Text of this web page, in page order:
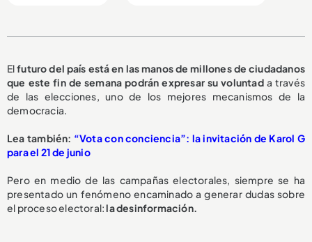
Elfuturo del país está en las manos de millones de ciudadanos
que este fin de semana podrán expresar su voluntada través
de las elecciones, uno de los mejores mecanismos de la
democracia.
Lea también: “Vota con conciencia”: la invitación de Karol G
para el 21 de junio
Pero en medio de las campañas electorales, siempre se ha
presentado un fenómeno encaminado a generar dudas sobre
el proceso electoral:la desinformación.